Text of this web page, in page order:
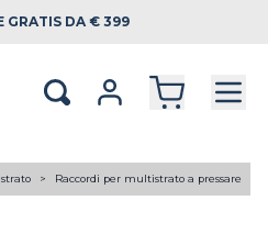
GRATIS DA € 399
Raccordi per multistrato a pressare